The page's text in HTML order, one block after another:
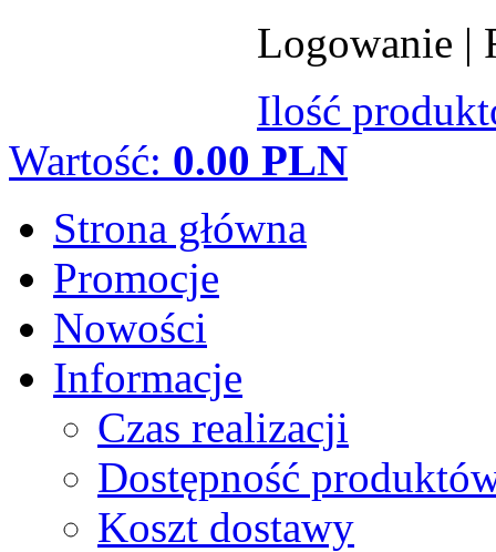
Logowanie |
Ilość
Wartość: 0.00 PLN
Strona główna
Promocje
Nowości
Informacje
Czas realizacji
Dostępność
Koszt dostawy